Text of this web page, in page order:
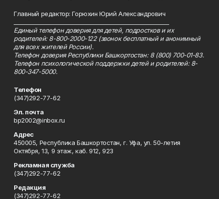
Главный редактор: Горюхин Юрий Александрович
Единый телефон доверия для детей, подростков и их
родителей: 8-800-2000-122 (звонок бесплатный и анонимный
для всех жителей России).
Телефон доверия Республики Башкортостан: 8 (800) 700-01-83.
Телефон психологической поддержки детей и родителей: 8-
800-347-5000.
Телефон
(347)292-77-62
Эл. почта
bp2002@inbox.ru
Адрес
450005, Республика Башкортостан, г. Уфа, ул. 50-летия
Октября, 13, 9 этаж, каб. 912, 923
Рекламная служба
(347)292-77-62
Редакция
(347)292-77-62